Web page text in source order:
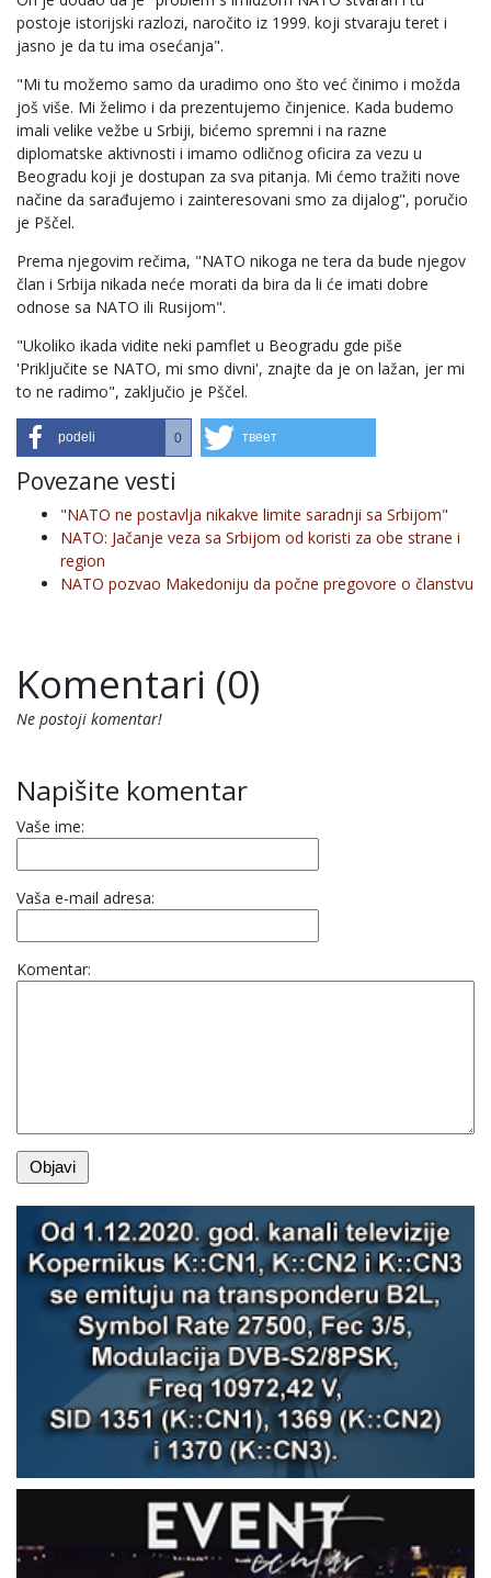
postoje istorijski razlozi, naročito iz 1999. koji stvaraju teret i
jasno je da tu ima osećanja".
"Mi tu možemo samo da uradimo ono što već činimo i možda
još više. Mi želimo i da prezentujemo činjenice. Kada budemo
imali velike vežbe u Srbiji, bićemo spremni i na razne
diplomatske aktivnosti i imamo odličnog oficira za vezu u
Beogradu koji je dostupan za sva pitanja. Mi ćemo tražiti nove
načine da sarađujemo i zainteresovani smo za dijalog", poručio
je Pščel.
Prema njegovim rečima, "NATO nikoga ne tera da bude njegov
član i Srbija nikada neće morati da bira da li će imati dobre
odnose sa NATO ili Rusijom".
"Ukoliko ikada vidite neki pamflet u Beogradu gde piše
'Priključite se NATO, mi smo divni', znajte da je on lažan, jer mi
to ne radimo", zaključio je Pščel.
podeli 0 твеет
Povezane vesti
"NATO ne postavlja nikakve limite saradnji sa Srbijom"
NATO: Jačanje veza sa Srbijom od koristi za obe strane i
region
NATO pozvao Makedoniju da počne pregovore o članstvu
Komentari (0)
Ne postoji komentar!
Napišite komentar
Vaše ime:
Vaša e-mail adresa:
Komentar: